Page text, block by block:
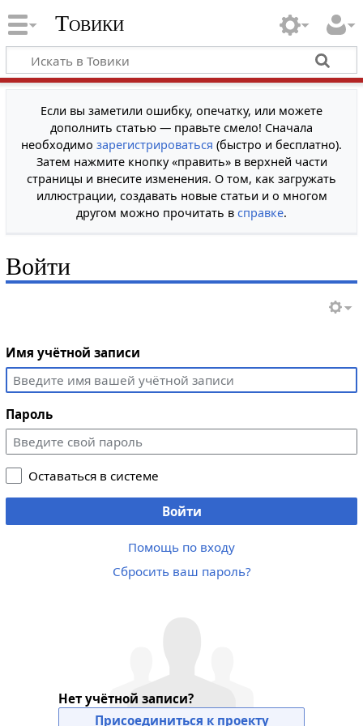
Товики
Если вы заметили ошибку, опечатку, или можете
дополнить статью — правьте смело! Сначала
необходимо зарегистрироваться (быстро и бесплатно).
Затем нажмите кнопку «править» в верхней части
страницы и внесите изменения. О том, как загружать
иллюстрации, создавать новые статьи и о многом
другом можно прочитать в справке.
Войти
Имя учётной записи
Пароль
Оставаться в системе
Войти
Помощь по входу
Сбросить ваш пароль?
Нет учётной записи?
Присоединиться к проекту